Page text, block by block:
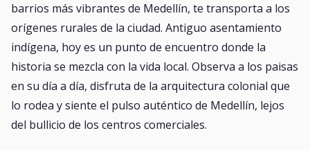
barrios más vibrantes de Medellín, te transporta a los
orígenes rurales de la ciudad. Antiguo asentamiento
indígena, hoy es un punto de encuentro donde la
historia se mezcla con la vida local. Observa a los paisas
en su día a día, disfruta de la arquitectura colonial que
lo rodea y siente el pulso auténtico de Medellín, lejos
del bullicio de los centros comerciales.